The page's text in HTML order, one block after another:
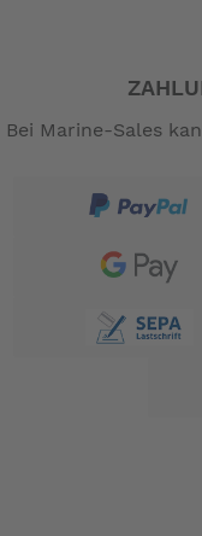
Bei Marine-Sales